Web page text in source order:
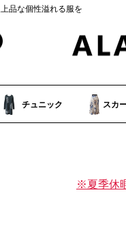
品な個性溢れる服を
チュニック スカ
※夏季休